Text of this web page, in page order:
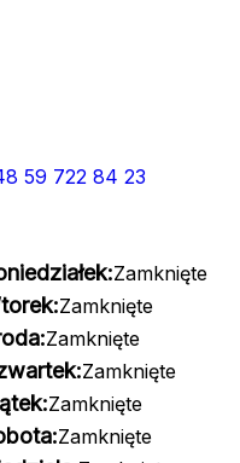
59 722 84 23
Zamknięte
Zamknięte
Zamknięte
Zamknięte
Zamknięte
Zamknięte